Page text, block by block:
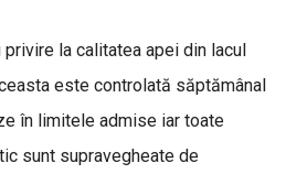
la calitatea apei din lacul
este controlată săptămânal
în limitele admise iar toate
sunt supravegheate de